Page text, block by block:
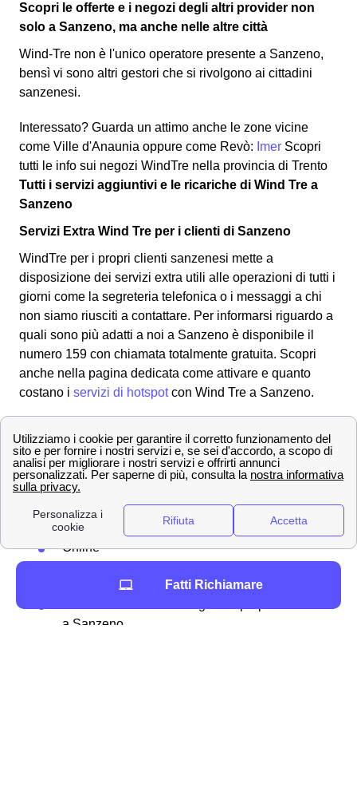
Scopri le offerte e i negozi degli altri provider non
solo a Sanzeno, ma anche nelle altre città
Wind-Tre non è l'unico operatore presente a Sanzeno,
bensì vi sono altri gestori che si rivolgono ai cittadini
sanzenesi.
Interessato? Guarda un attimo anche le zone vicine
come Ville d'Anaunia oppure come Revò: Imer Scopri
tutti le info sui negozi WindTre nella provincia di Trento
Tutti i servizi aggiuntivi e le ricariche di Wind Tre a
Sanzeno
Servizi Extra Wind Tre per i clienti di Sanzeno
WindTre per i propri clienti sanzenesi mette a
disposizione dei servizi extra utili alle operazioni di tutti i
giorni come la segreteria telefonica o i messaggi a chi
non siamo riusciti a contattare. Per informarsi riguardo a
quali sono più adatti a noi a Sanzeno è disponibile il
numero 159 con chiamata totalmente gratuita. Scopri
anche nella pagina dedicata come attivare e quanto
costano i servizi di hotspotcon Wind Tre a Sanzeno.
ricaricare a Sanzeno
Tra i tanti metodo perricaricareil proprio credito
residuo, Wind Tre permette in particolare agli abbonati
sanzenesi diverse modalità:
Online
Allo sportello del bancomat
a Sanzeno
Fatti Richiamare